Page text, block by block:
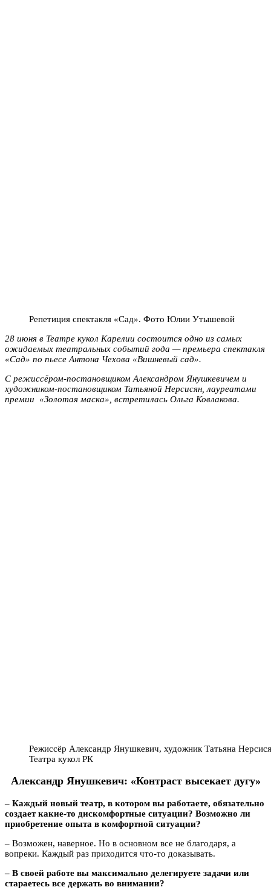
Репетиция спектакля «Сад». Фото Юлии Утышевой
28 июня в Театре кукол Карелии состоится одно из самых
ожидаемых театральных событий года — премьера спектакля
«Сад» по пьесе Антона Чехова «Вишневый сад».
С режиссёром-постановщиком Александром Янушкевичем и
художником-постановщиком Татьяной Нерсисян, лауреатами
премии «Золотая маска», встретилась Ольга Ковлакова.
Режиссёр Александр Янушкевич, художник Татьяна
Театра кукол РК
Александр Янушкевич: «Контраст высекает дугу»
– Каждый новый театр, в котором вы работаете, обязательно
создает какие-то дискомфортные ситуации? Возможно ли
приобретение опыта в комфортной ситуации?
– Возможен, наверное. Но в основном все не благодаря, а
вопреки. Каждый раз приходится что-то доказывать.
– В своей работе вы максимально делегируете задачи или
стараетесь все держать во внимании?